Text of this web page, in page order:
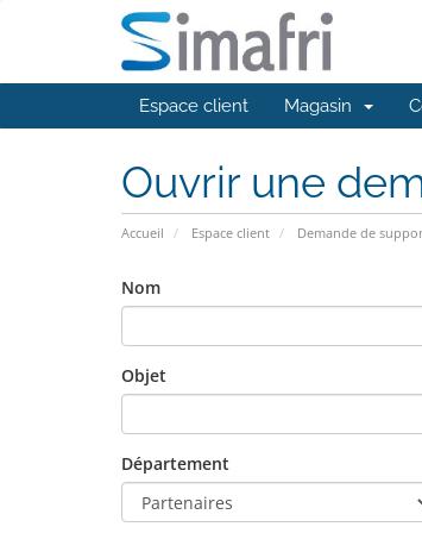
Espace client Magasin
Ouvrir une
Accueil Espace client Demande de
Nom
Objet
Département